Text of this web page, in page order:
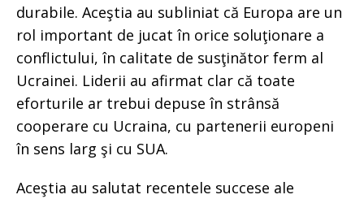
durabile. Aceştia au subliniat că Europa are un
rol important de jucat în orice soluţionare a
conflictului, în calitate de susţinător ferm al
Ucrainei. Liderii au afirmat clar că toate
eforturile ar trebui depuse în strânsă
cooperare cu Ucraina, cu partenerii europeni
în sens larg şi cu SUA.
Aceştia au salutat recentele succese ale